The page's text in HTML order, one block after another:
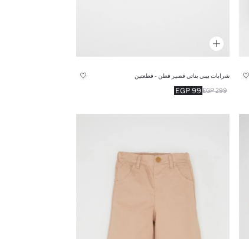
شرابات بيبي بناتي قصير قطن - قطعتين
99 EGP 299 EGP